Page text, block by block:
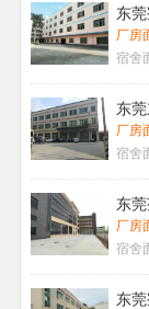
东
厂房
宿舍
东
厂房
宿舍
东
厂房
宿舍
东